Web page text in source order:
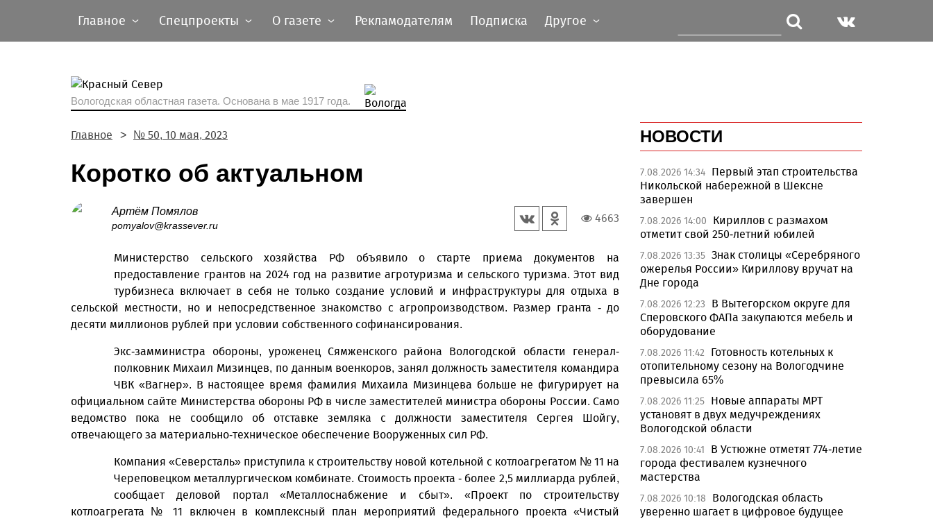
Главное Спецпроекты О газете Рекламодателям Подписка Другое
Вологодская областная газета. Основана в мае 1917 года.
Главное № 50, 10 мая, 2023
Коротко об актуальном
Артём Помялов
pomyalov@krassever.ru
4663
Министерство сельского хозяйства РФ объявило о старте приема документов на
предоставление грантов на 2024 год на развитие агротуризма и сельского туризма. Этот вид
турбизнеса включает в себя не только создание условий и инфраструктуры для отдыха в
сельской местности, но и непосредственное знакомство с агропроизводством. Размер гранта - до
десяти миллионов рублей при условии собственного софинансирования.
Экс-замминистра обороны, уроженец Сямженского района Вологодской области генерал-
полковник Михаил Мизинцев, по данным военкоров, занял должность заместителя командира
ЧВК «Вагнер». В настоящее время фамилия Михаила Мизинцева больше не фигурирует на
официальном сайте Министерства обороны РФ в числе заместителей министра обороны России. Само
ведомство пока не сообщило об отставке земляка с должности заместителя Сергея Шойгу,
отвечающего за материально-техническое обеспечение Вооруженных сил РФ.
Компания «Северсталь» приступила к строительству новой котельной с котлоагрегатом № 11 на
Череповецком металлургическом комбинате. Стоимость проекта - более 2,5 миллиарда рублей,
сообщает деловой портал «Металлоснабжение и сбыт». «Проект по строительству
котлоагрегата № 11 включен в комплексный план мероприятий федерального проекта «Чистый
НОВОСТИ
7.08.2026 14:34 Первый этап строительства
Никольской набережной в Шексне
завершен
7.08.2026 14:00
Кириллов с размахом
отметит свой 250-летний юбилей
7.08.2026 13:35 Знак столицы «Серебряного
ожерелья России» Кириллову вручат на
Дне города
7.08.2026 12:23
В Вытегорском округе для
Сперовского ФАПа закупаются мебель и
оборудование
7.08.2026 11:42
Готовность котельных к
отопительному сезону на Вологодчине
превысила 65%
7.08.2026 11:25 Новые аппараты МРТ
установят в двух медучреждениях
Вологодской области
7.08.2026 10:41
В Устюжне отметят 774-летие
города фестивалем кузнечного
мастерства
7.08.2026 10:18
Вологодская область
уверенно шагает в цифровое будущее